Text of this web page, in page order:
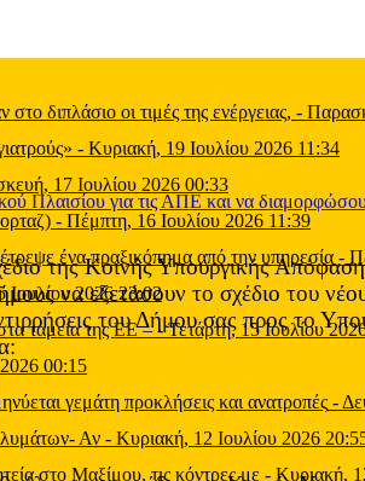
διπλάσιο οι τιμές της ενέργειας, -
- Κυριακή, 19 Ιουλίου 2026 11:34
17 Ιουλίου 2026 00:33
- Πέμπτη, 16 Ιουλίου 2026 11:39
ένα πραξικόπημα από την υπηρεσία -
Ιουλίου 2026 23:02
ταμεία της ΕΕ –-Τετάρτη, 15 Ιουλίου
00:15
γεμάτη προκλήσεις και ανατροπές -
Αν - Κυριακή, 12 Ιουλίου 2026
στο Μαξίμου, τις κόντρες με - Κυριακή,
της Κοινής Υπουργικής
να εξετάσουν το σχέδιο του
του Δήμου σας προς το